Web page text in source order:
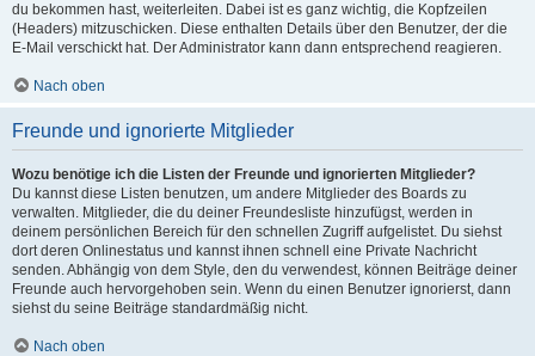
du bekommen hast, weiterleiten. Dabei ist es ganz wichtig, die Kopfzeilen
(Headers) mitzuschicken. Diese enthalten Details über den Benutzer, der die
E-Mail verschickt hat. Der Administrator kann dann entsprechend reagieren.
Nach oben
Freunde und ignorierte Mitglieder
Wozu benötige ich die Listen der Freunde und ignorierten Mitglieder?
Du kannst diese Listen benutzen, um andere Mitglieder des Boards zu
verwalten. Mitglieder, die du deiner Freundesliste hinzufügst, werden in
deinem persönlichen Bereich für den schnellen Zugriff aufgelistet. Du siehst
dort deren Onlinestatus und kannst ihnen schnell eine Private Nachricht
senden. Abhängig von dem Style, den du verwendest, können Beiträge deiner
Freunde auch hervorgehoben sein. Wenn du einen Benutzer ignorierst, dann
siehst du seine Beiträge standardmäßig nicht.
Nach oben